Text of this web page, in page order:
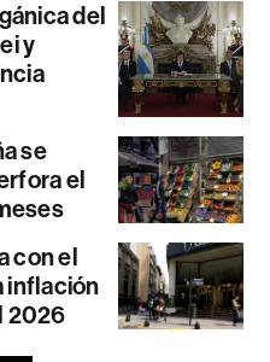
del
y
se
el
con el
inflación
2026